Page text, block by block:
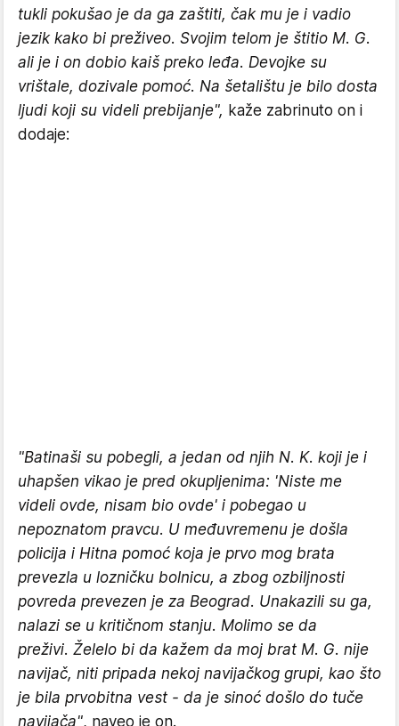
tukli pokušao je da ga zaštiti, čak mu je i vadio
jezik kako bi preživeo. Svojim telom je štitio M. G.
ali je i on dobio kaiš preko leđa. Devojke su
vrištale, dozivale pomoć. Na šetalištu je bilo dosta
ljudi koji su videli prebijanje", kaže zabrinuto on i
dodaje:
"Batinaši su pobegli, a jedan od njih N. K. koji je i
uhapšen vikao je pred okupljenima: 'Niste me
videli ovde, nisam bio ovde' i pobegao u
nepoznatom pravcu. U međuvremenu je došla
policija i Hitna pomoć koja je prvo mog brata
prevezla u lozničku bolnicu, a zbog ozbiljnosti
povreda prevezen je za Beograd. Unakazili su ga,
nalazi se u kritičnom stanju. Molimo se da
preživi. Želelo bi da kažem da moj brat M. G. nije
navijač, niti pripada nekoj navijačkog grupi, kao što
je bila prvobitna vest - da je sinoć došlo do tuče
navijača", naveo je on.